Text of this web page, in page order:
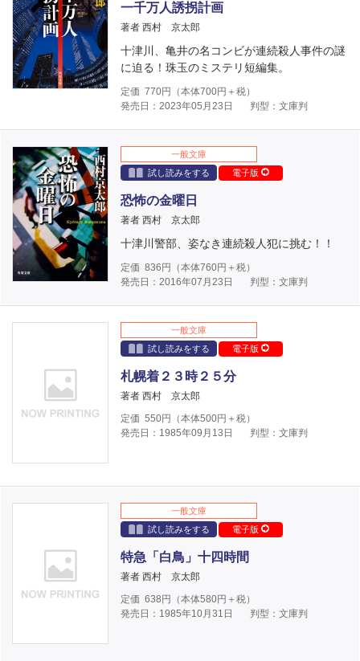
一千万人誘拐計画
著者 西村 京太郎
十津川、亀井の名コンビが連続殺人事件の謎
に迫る！珠玉のミステリ短編集。
定価 770円（本体700円＋税）
発売日：2023年05月23日
判型：文庫判
一般文庫
試し読みをする
電子版
恐怖の金曜日
著者 西村 京太郎
十津川警部、姿なき連続殺人犯に挑む！！
定価 836 円（本体760円＋税）
発売日：2016年07月23日
判型：文庫判
一般文庫
試し読みをする
電子版
札幌着２３時２５分
著者 西村 京太郎
定価 550円（本体500円＋税）
発売日：1985年09月13日
判型：文庫判
一般文庫
試し読みをする
電子版
特急「白鳥」十四時間
著者 西村 京太郎
定価 638 円（本体580円＋税）
発売日：1985年10月31日
判型：文庫判